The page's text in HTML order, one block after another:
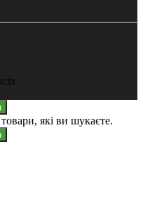
які ви шукаєте.